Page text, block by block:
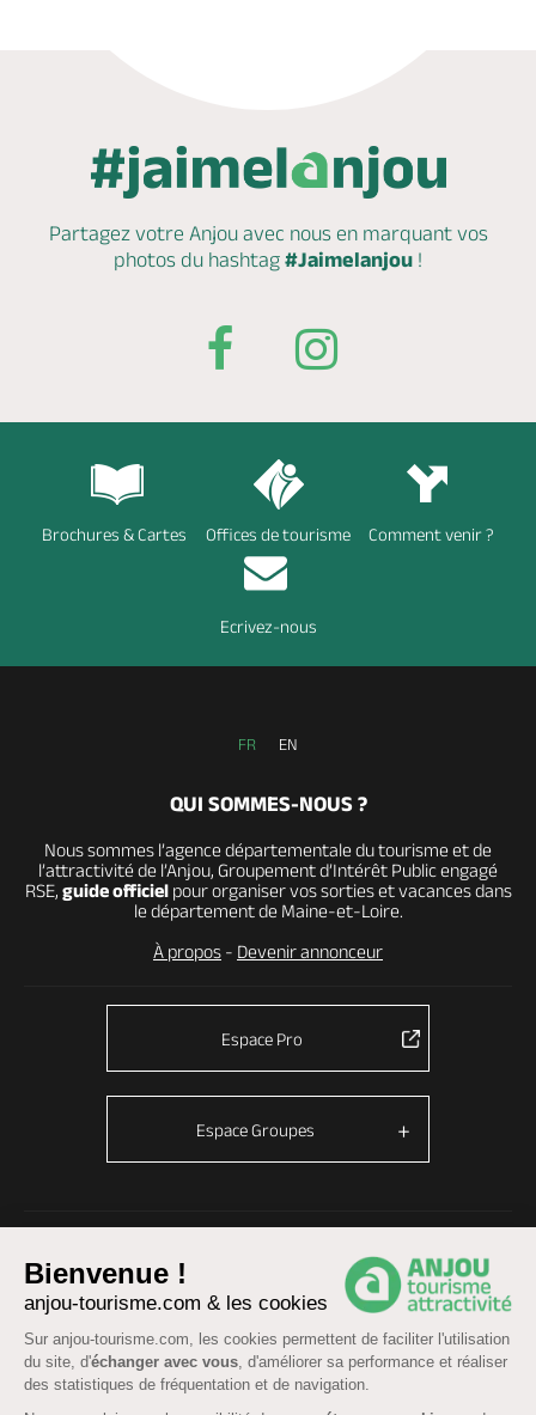
Bienvenue !
anjou-tourisme.com & les cookies
Sur anjou-tourisme.com, les cookies permettent de faciliter l'utilisation
du site, d'échanger avec vous, d'améliorer sa performance et réaliser
des statistiques de fréquentation et de navigation.
Partagez votre Anjou avec nous en marquantvos
photos du hashtag #Jaimelanjou !
Brochures & Cartes Offices de tourisme Comment venir ?
Ecrivez-nous
FR EN
QUI SOMMES-NOUS ?
Nous sommes l’agence départementale du tourisme et de
l’attractivité de l’Anjou, Groupement d’Intérêt Public engagé
RSE, guide officielpour organiser vos sorties et vacances dans
le département de Maine-et-Loire.
À propos - Devenir annonceur
Espace Pro
Espace Groupes
Mentions légales Données personnelles -Cookies
CGU Réservation -Accessibilité : partiellement conforme